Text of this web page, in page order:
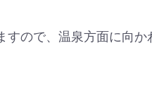
ので、温泉方面に向か